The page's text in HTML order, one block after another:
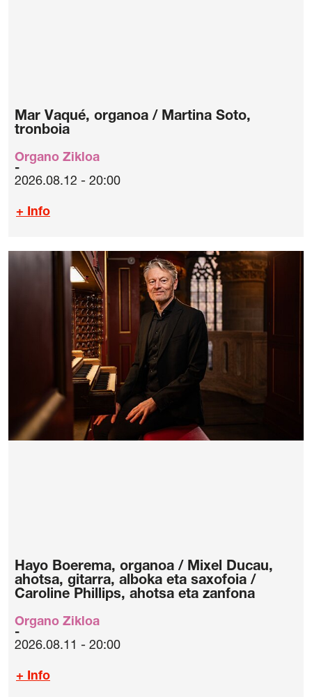
Mar Vaqué, organoa / Martina Soto,
tronboia
Organo Zikloa
2026.08.12 - 20:00
+ Info
Hayo Boerema, organoa / Mixel Ducau,
ahotsa, gitarra, alboka eta saxofoia /
Caroline Phillips, ahotsa eta zanfona
Organo Zikloa
2026.08.11 - 20:00
+ Info